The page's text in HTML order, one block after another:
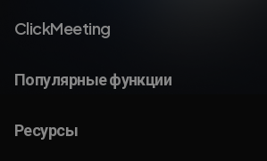
ClickMeeting
Популярные функции
Ресурсы